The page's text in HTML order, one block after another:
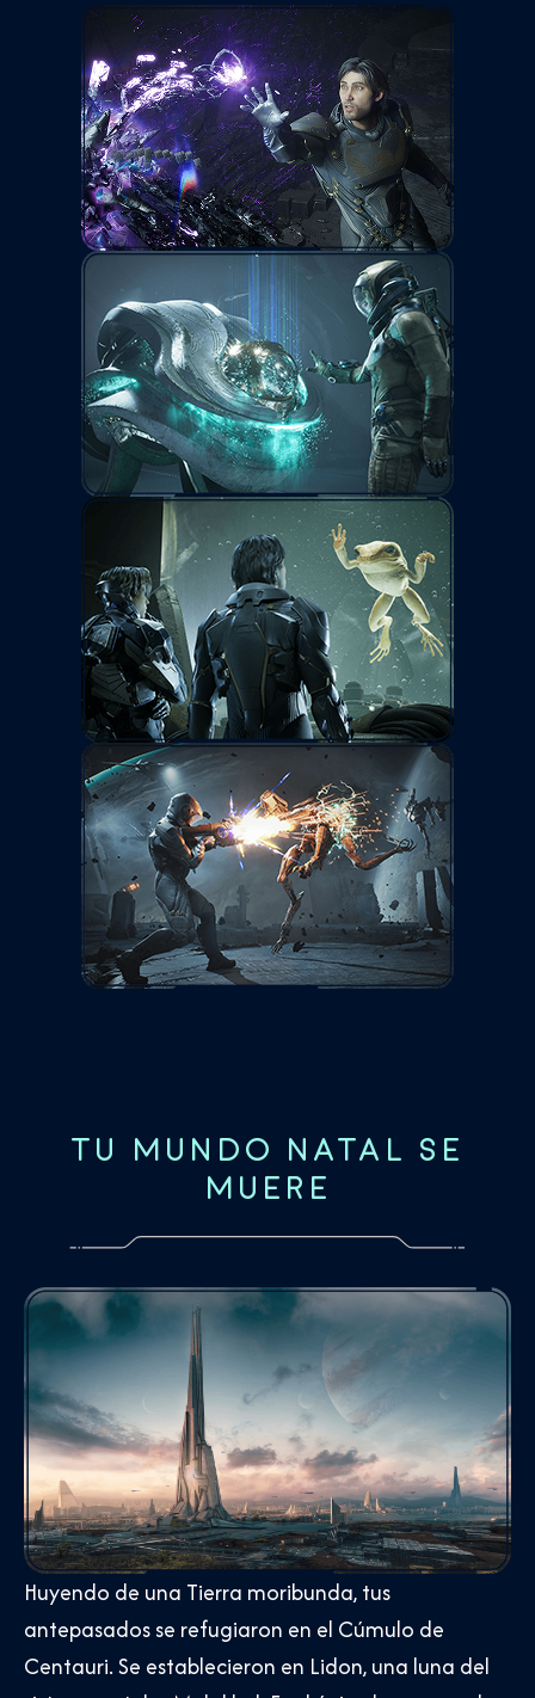
TU MUNDO NATAL SE
MUERE
Huyendo de una Tierra moribunda, tus
antepasados se refugiaron en el Cúmulo de
Centauri. Se establecieron en Lidon, una luna del